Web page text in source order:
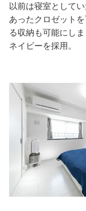
以前は寝室として
あったクロゼット
る収納も可能にし
ネイビーを採用。